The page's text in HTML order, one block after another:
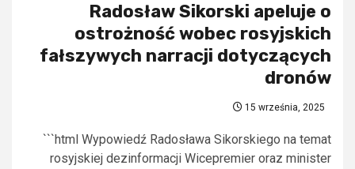
Radosław Sikorski apeluje o
ostrożność wobec rosyjskich
fałszywych narracji dotyczących
dronów
15 września, 2025
```html Wypowiedź Radosława Sikorskiego na temat
rosyjskiej dezinformacji Wicepremier oraz minister